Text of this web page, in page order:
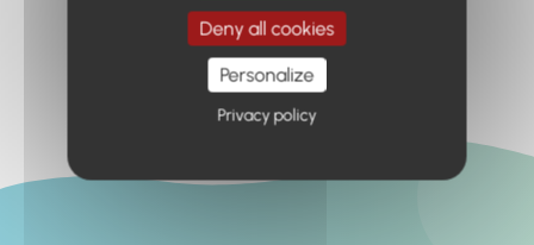
Retour à l'accueil
Deny all cookies
Personalize
Privacy policy